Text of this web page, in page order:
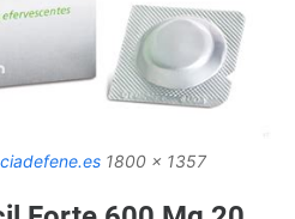
1800 x 1357